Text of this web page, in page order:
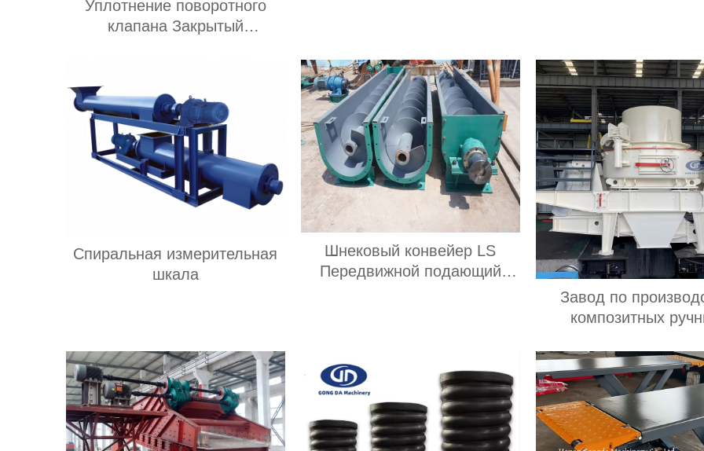
Уплотнение поворотного
клапана Закрытый
перекачки порошка или
гранул
Спиральная измерительная
шкала
Шнековый конвейер LS
Передвижной подающий
Завод по
композитных
дробилки